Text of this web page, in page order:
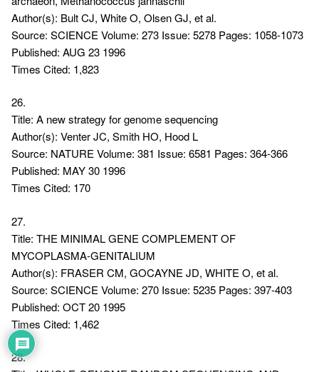
Author(s): Bult CJ, White O, Olsen GJ, et al.
Source: SCIENCE Volume: 273 Issue: 5278 Pages: 1058-1073
Published: AUG 23 1996
Times Cited: 1,823
26.
Title: A new strategy for genome sequencing
Author(s): Venter JC, Smith HO, Hood L
Source: NATURE Volume: 381 Issue: 6581 Pages: 364-366
Published: MAY 30 1996
Times Cited: 170
27.
Title: THE MINIMAL GENE COMPLEMENT OF
MYCOPLASMA-GENITALIUM
Author(s): FRASER CM, GOCAYNE JD, WHITE O, et al.
Source: SCIENCE Volume: 270 Issue: 5235 Pages: 397-403
Published: OCT 20 1995
Times Cited: 1,462
28.